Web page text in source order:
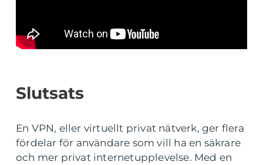
Slutsats
En VPN, eller virtuellt privat nätverk, ger flera
fördelar för användare som vill ha en säkrare
och mer privat internetupplevelse. Med en